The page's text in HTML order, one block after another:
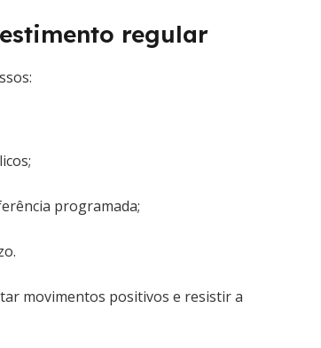
regular
programada;
movimentos positivos e resistir a